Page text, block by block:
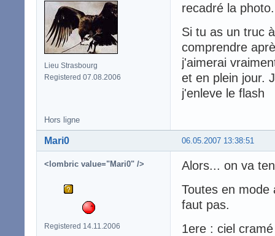
Lieu Strasbourg
Registered 07.08.2006
recadré la
Si tu as un truc
comprendre
j'aimerai
et en plein jour.
j'enleve le flash
Hors ligne
06.05.2007 13:38:51
Mari0
<lombric value="Mari0" />
Registered 14.11.2006
Alors... on va
Toutes en mode
faut pas.
1ere : ciel